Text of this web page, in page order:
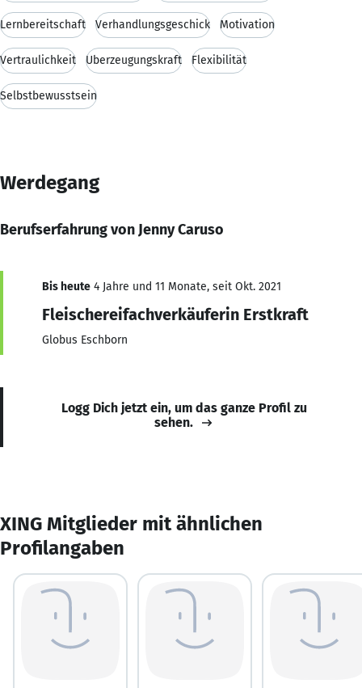
Lernbereitschaft Verhandlungsgeschick Motivation
Vertraulichkeit Überzeugungskraft Flexibilität
Selbstbewusstsein
Werdegang
Berufserfahrung von Jenny Caruso
Bis heute 4 Jahre und 11 Monate, seit Okt. 2021
Fleischereifachverkäuferin Erstkraft
Globus Eschborn
Logg Dich jetzt ein, um das ganze Profil zu
sehen.
XING Mitglieder mit ähnlichen
Profilangaben